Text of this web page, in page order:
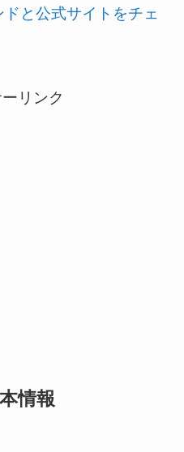
と公式サイトをチェ
リンク
情報